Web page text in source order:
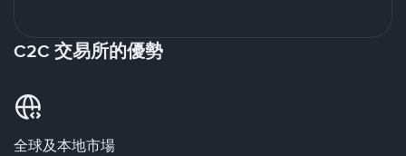
C2C 交易所的優勢
全球及本地市場